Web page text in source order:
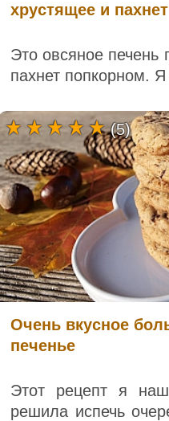
хрустящее и
Это овсяное печень
пахнет попкорном.
Очень вкусное
печенье
Этот рецепт я
решила испечь
(5)